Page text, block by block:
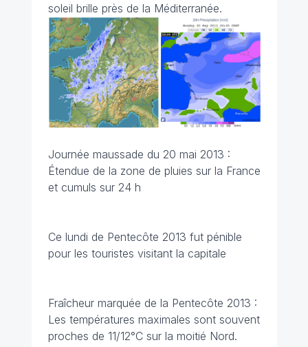
soleil brille près de la Méditerranée.
Journée maussade du 20 mai 2013 :
Étendue de la zone de pluies sur la France
et cumuls sur 24 h
Ce lundi de Pentecôte 2013 fut pénible
pour les touristes visitant la capitale
Fraîcheur marquée de la Pentecôte 2013 :
Les températures maximales sont souvent
proches de 11/12°C sur la moitié Nord.